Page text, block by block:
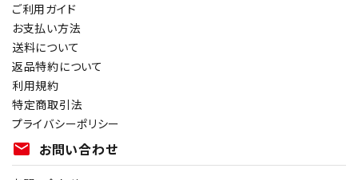
ご利用ガイド
お支払い方法
送料について
返品特約について
利用規約
特定商取引法
プライバシーポリシー
mail お問い合わせ